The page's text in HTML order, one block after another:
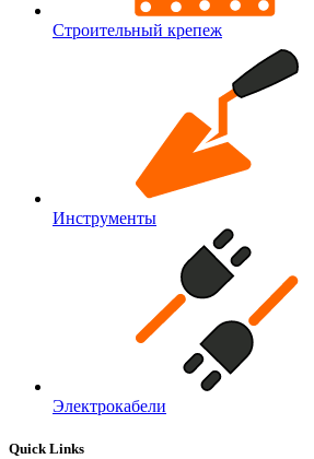
Строительный крепеж
Инструменты
Электрокабели
Quick Links